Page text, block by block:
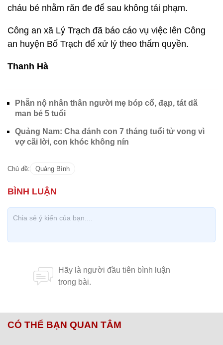
cháu bé nhằm răn đe để sau không tái phạm.
Công an xã Lý Trạch đã báo cáo vụ việc lên Công
an huyện Bố Trạch để xử lý theo thẩm quyền.
Thanh Hà
Phẫn nộ nhân thân người mẹ bóp cổ, đạp, tát dã
man bé 5 tuổi
Quảng Nam: Cha đánh con 7 tháng tuổi tử vong vì
vợ cãi lời, con khóc không nín
Chủ đề: Quảng Bình
CÓ THỂ BẠN QUAN TÂM